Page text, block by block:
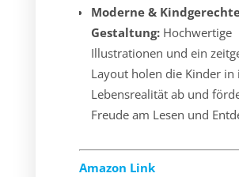
Moderne &
Gestaltung:Hochwertige
Illustrationen und ein
Layout holen die Kinder in
Lebensrealität ab und
Freude am Lesen und
Amazon Link